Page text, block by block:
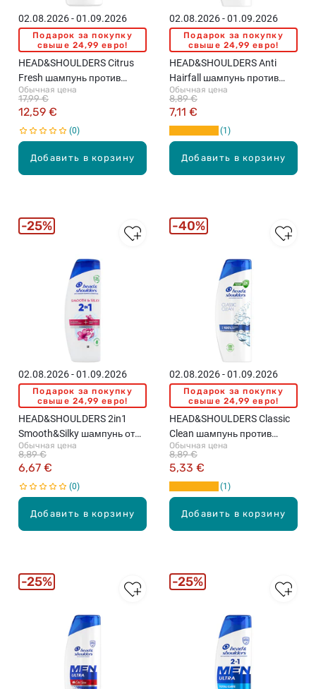
Добавить в корзину
02.08.2026 - 01.09.2026
Подарок за покупку
свыше 24,99 евро!
HEAD&SHOULDERS Citrus
Fresh шампунь против
перхоти, 800мл
Обычная цена
12,59 €
17,99 €
0
Добавить в корзину
02.08.2026 - 01.09.2026
Подарок за покупку
свыше 24,99 евро!
HEAD&SHOULDERS Anti
Hairfall шампунь против
перхоти, 400мл
Обычная цена
7,11 €
8,89 €
1
Добавить в корзину
02.08.2026 - 01.09.2026
Подарок за покупку
свыше 24,99 евро!
HEAD&SHOULDERS 2in1
Smooth&Silky шампунь от
перхоти, 400мл
Обычная цена
6,67 €
8,89 €
0
25%
Добавить в корзину
02.08.2026 - 01.09.2026
Подарок за покупку
свыше 24,99 евро!
HEAD&SHOULDERS Classic
Clean шампунь против
перхоти, 400мл
Обычная цена
5,33 €
8,89 €
1
40%
25% 25%